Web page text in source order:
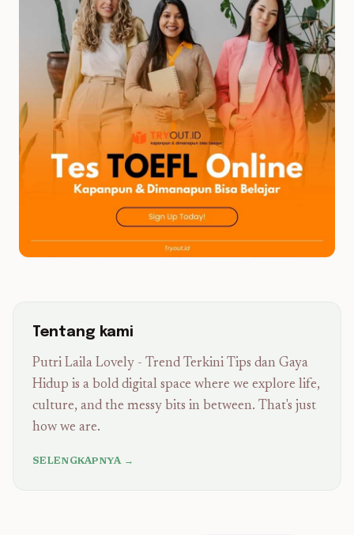
Tentang kami
Putri Laila Lovely - Trend Terkini Tips dan Gaya
Hidup is a bold digital space where we explore life,
culture, and the messy bits in between. That's just
how we are.
SELENGKAPNYA →